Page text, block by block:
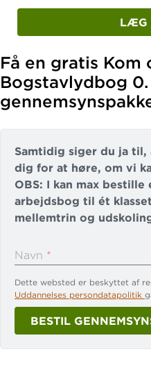
LÆG
Få en gratis Kom
Bogstavlydbog 0.
Samtidig siger du ja
dig for at høre, om vi
OBS: I kan max
arbejdsbog til ét
mellemtrin og
Navn *
Din skoles navn og
Telefonnummer *
Dette websted er beskyttet af
Uddannelses persondatapolitik
BESTIL